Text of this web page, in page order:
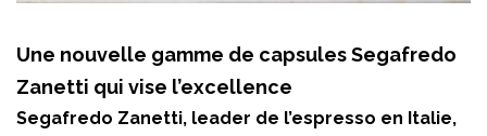
Une nouvelle gamme de capsules Segafredo
Zanetti qui vise l’excellence
Segafredo Zanetti, leader de l’espresso en Italie,